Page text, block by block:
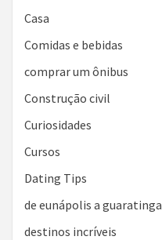
Casa
Comidas e bebidas
comprar um ônibus
Construção civil
Curiosidades
Cursos
Dating Tips
de eunápolis a guaratinga
destinos incríveis